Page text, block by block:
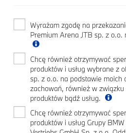
Wyrażam zgodę na
Premium Arena JTB sp. z o.o.
Chcę również otrzymywać
produktów i usług wybrane z
sp. z o.o. na podstawie moich
zachowań, również w
produktów bądź usług.
Chcę również otrzymywać
produktów i usług Grupy